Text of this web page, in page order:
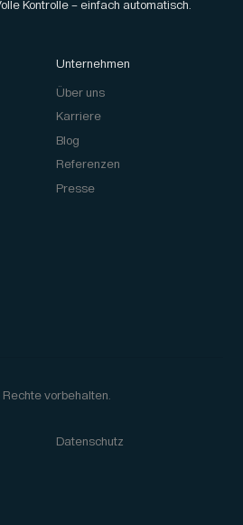
Kontrolle – einfach automatisch.
Unternehmen
Über uns
Karriere
Blog
Referenzen
Presse
vorbehalten.
Datenschutz